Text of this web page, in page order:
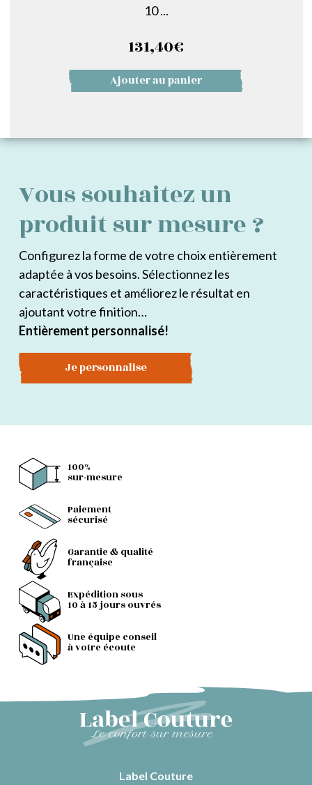
10 ...
131,40€
Ajouter au panier
Vous souhaitez un
produit sur mesure ?
Configurez la forme de votre choix entièrement
adaptée à vos besoins. Sélectionnez les
caractéristiques et améliorez le résultat en
ajoutant votre finition…
Entièrement personnalisé!
Je personnalise
100%
sur-mesure
Paiement
sécurisé
Garantie & qualité
française
Expédition sous
10 à 15 jours ouvrés
Une équipe conseil
à votre écoute
Label Couture